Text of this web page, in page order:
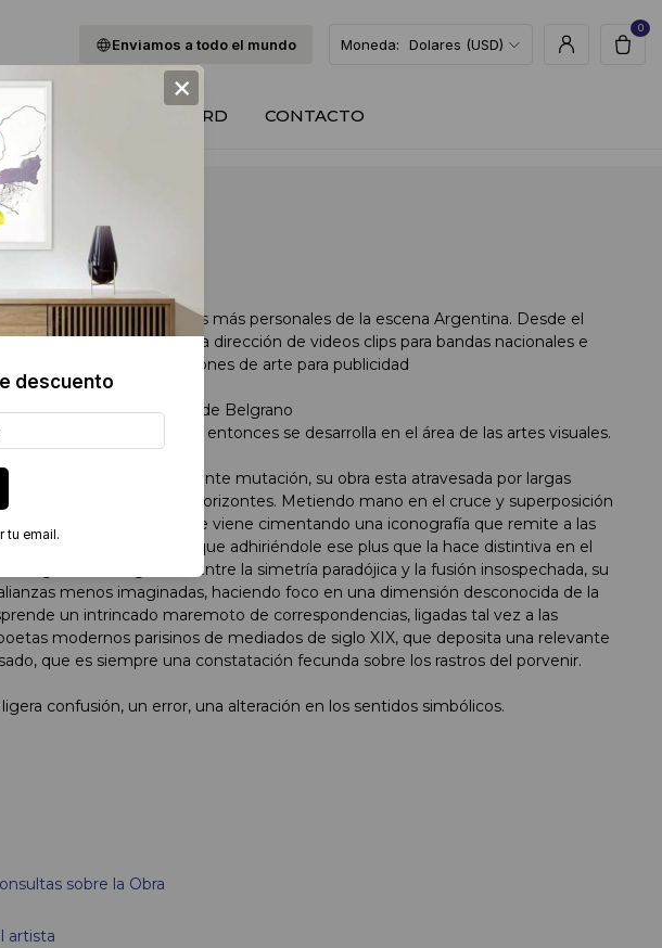
Enviamos a todo el mundo Moneda: Dolares (USD)
0
SOMOS GIFT CARD CONTACTO
Argentina, 1977.
de las realizadoras visuales más personales de la escena Argentina. Desde el
lleva sus ideas gráficas a la dirección de videos clips para bandas nacionales e
su vez colabora en direcciones de arte para publicidad
recibida en la Universidad de Belgrano
en el año 2000, desde entonces se desarrolla en el área de las artes visuales.
pletórico y en constante mutación, su obra esta atravesada por largas
le abrieron inesperados horizontes. Metiendo mano en el cruce y superposición
de internet, Faure viene cimentando una iconografía que remite a las
maestros del collage, aunque adhiriéndole ese plus que la hace distintiva en el
digitales del siglo XXI. Entre la simetría paradójica y la fusión insospechada, su
menos imaginadas, haciendo foco en una dimensión desconocida de la
un intrincado maremoto de correspondencias, ligadas tal vez a las
modernos parisinos de mediados de siglo XIX, que deposita una relevante
que es siempre una constatación fecunda sobre los rastros del porvenir.
confusión, un error, una alteración en los sentidos simbólicos.
sobre la Obra
artista
×
descuento
tu email.